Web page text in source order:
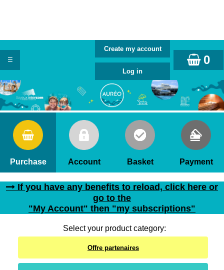
0
Purchase Account Basket Payment
If you have any benefits to reload, click here or
go to the
"My Account" then "my subscriptions"
Select your product category:
Offre partenaires